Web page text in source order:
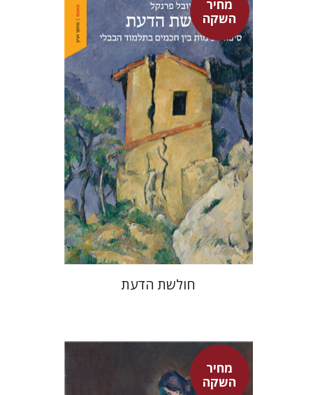
מחיר
השקהיובל פרנקל
מחיר השקה
$46
$32
חולשת הדעת
מחיר
השקהדוד אסף